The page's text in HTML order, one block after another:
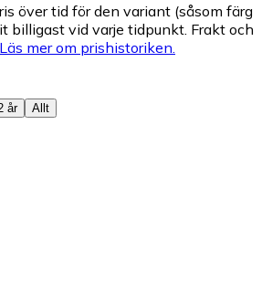
över tid för den variant (såsom färg
billigast vid varje tidpunkt. Frakt och
Läs mer om prishistoriken.
år Allt